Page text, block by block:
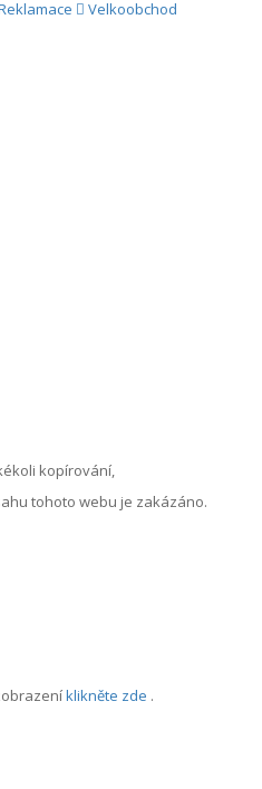
Velkoobchod
kopírování,
tohoto webu je zakázáno.
klikněte zde .